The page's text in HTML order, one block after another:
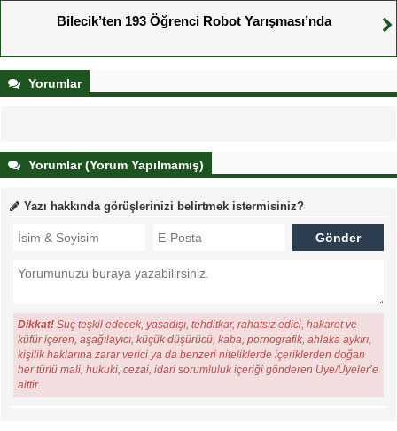
Bilecik’ten 193 Öğrenci Robot Yarışması’nda
Yorumlar
Yorumlar (Yorum Yapılmamış)
Yazı hakkında görüşlerinizi belirtmek istermisiniz?
Dikkat! Suç teşkil edecek, yasadışı, tehditkar, rahatsız edici, hakaret ve
küfür içeren, aşağılayıcı, küçük düşürücü, kaba, pornografik, ahlaka aykırı,
kişilik haklarına zarar verici ya da benzeri niteliklerde içeriklerden doğan
her türlü mali, hukuki, cezai, idari sorumluluk içeriği gönderen Üye/Üyeler’e
aittir.